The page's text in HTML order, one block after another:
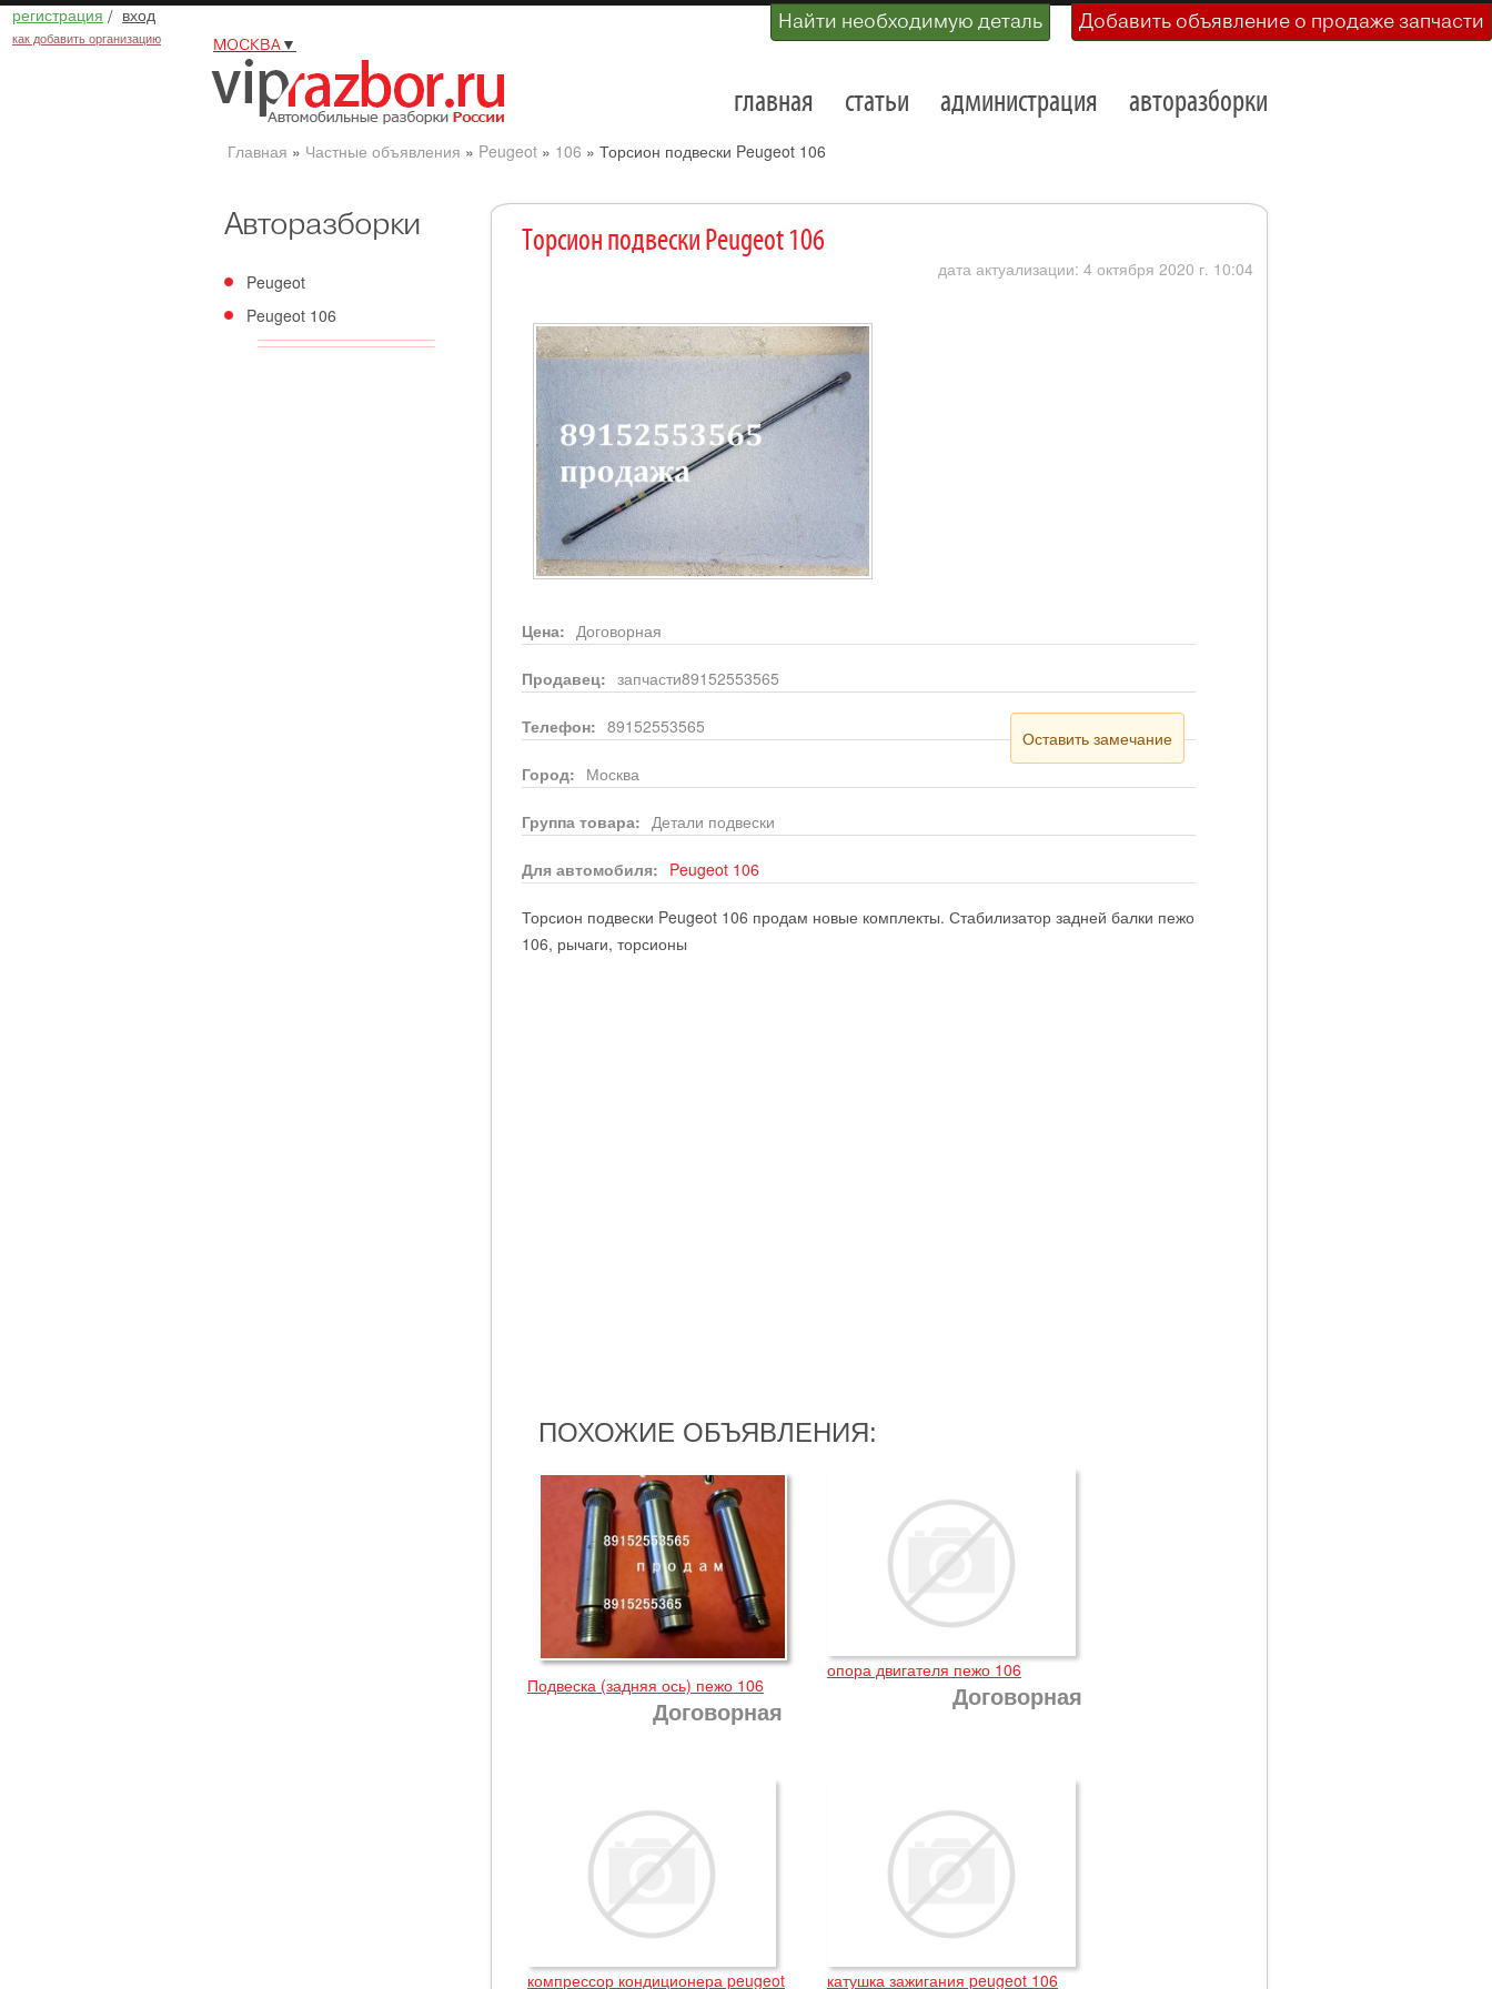
регистрация / вход
как добавить организацию
Найти необходимую деталь Добавить объявление о продаже запчасти
МОСКВА▼
главная статьи администрация авторазборки
Главная » Частные объявления » Peugeot» 106 » Торсион подвески Peugeot 106
Авторазборки
Peugeot
Peugeot 106
Торсион подвески Peugeot 106
дата актуализации: 4 октября 2020 г. 10:04
Цена: Договорная
Продавец: запчасти89152553565
Телефон: 89152553565
Оставить замечание
Город: Москва
Группа товара: Детали подвески
Для автомобиля: Peugeot 106
Торсион подвески Peugeot 106 продам новые комплекты. Стабилизатор задней балки пежо
106, рычаги, торсионы
ПОХОЖИЕ ОБЪЯВЛЕНИЯ:
Подвеска (задняя ось) пежо 106
Договорная
опора двигателя пежо 106
Договорная
компрессор кондиционера peugeot
катушка зажигания peugeot 106